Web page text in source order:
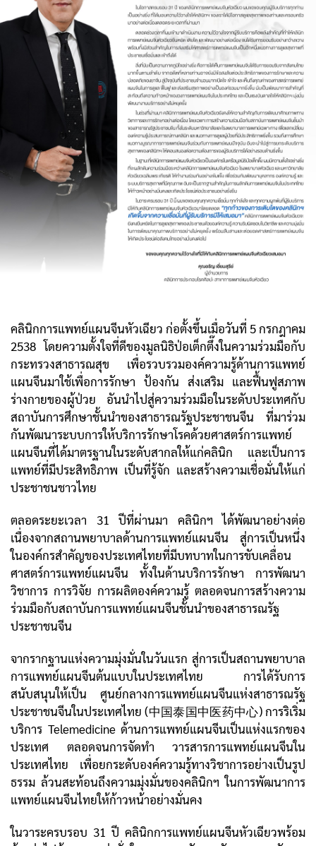
คลินิกการแพทย์แผนจีนหัวเฉียว ก่อตั้งขึ้นเมื่อวันที่ 5 กรกฎาคม
2538 โดยความตั้งใจที่ดีของมูลนิธิป่อเต็กตึ๊งในความร่วมมือกับ
กระทรวงสาธารณสุข เพื่อรวบรวมองค์ความรู้ด้านการแพทย์
แผนจีนมาใช้เพื่อการรักษา ป้องกัน ส่งเสริม และฟื้นฟูสภาพ
ร่างกายของผู้ป่วย อันนำไปสู่ความร่วมมือในระดับประเทศกับ
สถาบันการศึกษาชั้นนำของสาธารณรัฐประชาชนจีน ที่มาร่วม
กันพัฒนาระบบการให้บริการรักษาโรคด้วยศาสตร์การแพทย์
แผนจีนที่ได้มาตรฐานในระดับสากลให้แก่คลินิก และเป็นการ
แพทย์ที่มีประสิทธิภาพ เป็นที่รู้จัก และสร้างความเชื่อมั่นให้แก่
ประชาชนชาวไทย
ตลอดระยะเวลา 31 ปีที่ผ่านมา คลินิกฯ ได้พัฒนาอย่างต่อ
เนื่องจากสถานพยาบาลด้านการแพทย์แผนจีน สู่การเป็นหนึ่ง
ในองค์กรสำคัญของประเทศไทยที่มีบทบาทในการขับเคลื่อน
ศาสตร์การแพทย์แผนจีน ทั้งในด้านบริการรักษา การพัฒนา
วิชาการ การวิจัย การผลิตองค์ความรู้ ตลอดจนการสร้างความ
ร่วมมือกับสถาบันการแพทย์แผนจีนชั้นนำของสาธารณรัฐ
ประชาชนจีน
จากรากฐานแห่งความมุ่งมั่นในวันแรก สู่การเป็นสถานพยาบาล
การแพทย์แผนจีนต้นแบบในประเทศไทย การได้รับการ
สนับสนุนให้เป็น ศูนย์กลางการแพทย์แผนจีนแห่งสาธารณรัฐ
ประชาชนจีนในประเทศไทย (中国泰国中医药中心) การริเริ่ม
บริการ Telemedicine ด้านการแพทย์แผนจีนเป็นแห่งแรกของ
ประเทศ ตลอดจนการจัดทำ วารสารการแพทย์แผนจีนใน
ประเทศไทย เพื่อยกระดับองค์ความรู้ทางวิชาการอย่างเป็นรูป
ธรรม ล้วนสะท้อนถึงความมุ่งมั่นของคลินิกฯ ในการพัฒนาการ
แพทย์แผนจีนไทยให้ก้าวหน้าอย่างมั่นคง
ในวาระครบรอบ 31 ปี คลินิกการแพทย์แผนจีนหัวเฉียวพร้อม